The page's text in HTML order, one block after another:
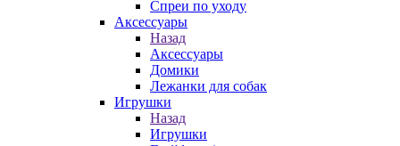
Спреи по уходу
Аксессуары
Назад
Аксессуары
Домики
Лежанки для собак
Игрушки
Назад
Игрушки